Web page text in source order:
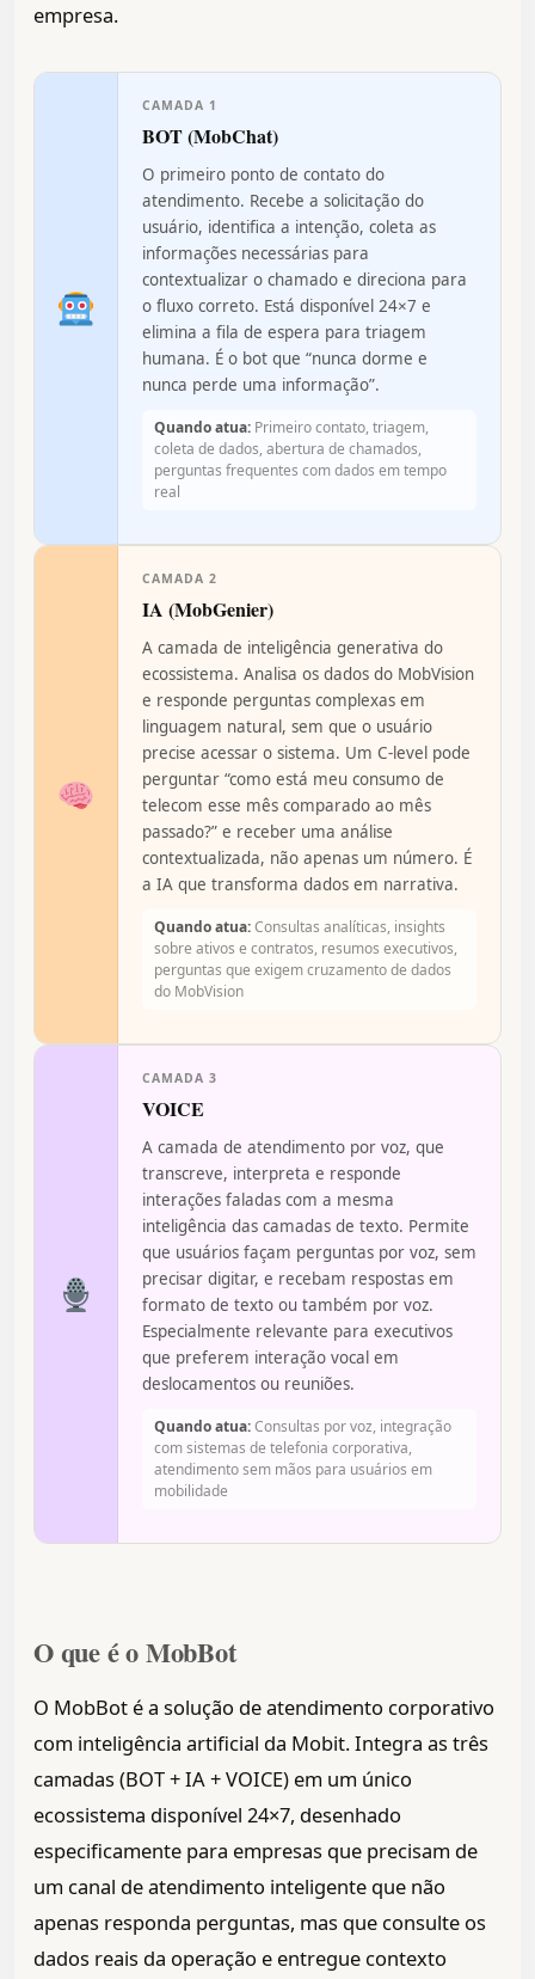
empresa.
CAMADA 1
BOT (MobChat)
O primeiro ponto de contato do
atendimento. Recebe a solicitação do
usuário, identifica a intenção, coleta as
informações necessárias para
contextualizar o chamado e direciona para
o fluxo correto. Está disponível 24×7 e
elimina a fila de espera para triagem
humana. É o bot que “nunca dorme e
nunca perde uma informação”.
Quando atua: Primeiro contato, triagem,
coleta de dados, abertura de chamados,
perguntas frequentes com dados em tempo
real
CAMADA 2
IA (MobGenier)
A camada de inteligência generativa do
ecossistema. Analisa os dados do MobVision
e responde perguntas complexas em
linguagem natural, sem que o usuário
precise acessar o sistema. Um C-level pode
perguntar “como está meu consumo de
telecom esse mês comparado ao mês
passado?” e receber uma análise
contextualizada, não apenas um número. É
a IA que transforma dados em narrativa.
Quando atua:Consultas analíticas, insights
sobre ativos e contratos, resumos executivos,
perguntas que exigem cruzamento de dados
do MobVision
CAMADA 3
VOICE
A camada de atendimento por voz, que
transcreve, interpreta e responde
interações faladas com a mesma
inteligência das camadas de texto. Permite
que usuários façam perguntas por voz, sem
precisar digitar, e recebam respostas em
formato de texto ou também por voz.
Especialmente relevante para executivos
que preferem interação vocal em
deslocamentos ou reuniões.
Quando atua:Consultas por voz, integração
com sistemas de telefonia corporativa,
atendimento sem mãos para usuários em
mobilidade
O que é o MobBot
O MobBot é a solução de atendimento corporativo
com inteligência artificial da Mobit. Integra as três
camadas (BOT + IA + VOICE) em um único
ecossistema disponível 24×7, desenhado
especificamente para empresas que precisam de
um canal de atendimento inteligente que não
apenas responda perguntas, mas que consulte os
dados reais da operação e entregue contexto